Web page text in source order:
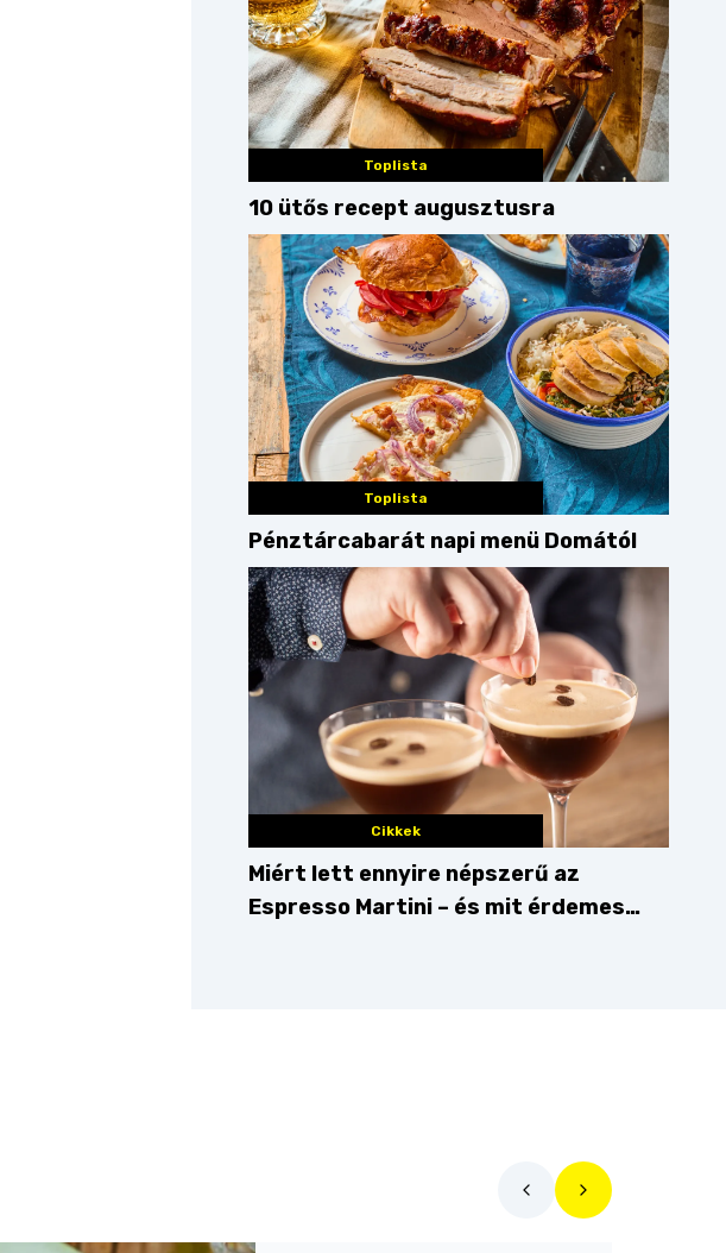
Toplista
10 ütős recept augusztusra
Toplista
Pénztárcabarát napi menü Domától
Cikkek
Miért lett ennyire népszerű az
Espresso Martini – és mit érdemes